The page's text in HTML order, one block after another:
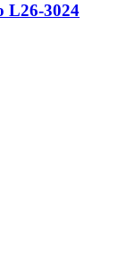
L26-3024